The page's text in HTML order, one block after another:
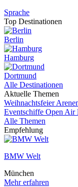
Sprache
Top Destinationen
Berlin
Hamburg
Dortmund
Alle Destinationen
Aktuelle Themen
Weihnachtsfeier
Eventschiffe Open Air
Alle Themen
Empfehlung
BMW Welt
München
Mehr erfahren